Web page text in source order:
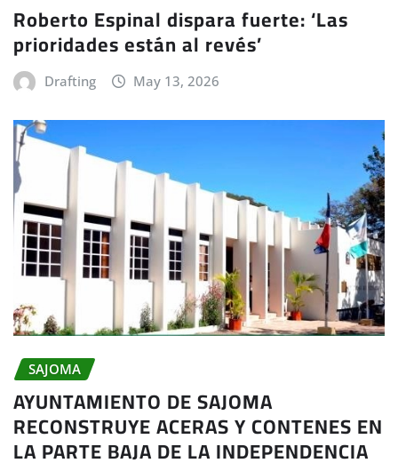
Roberto Espinal dispara fuerte: ‘Las
prioridades están al revés’
Drafting May 13, 2026
SAJOMA
AYUNTAMIENTO DE SAJOMA
RECONSTRUYE ACERAS Y CONTENES EN
LA PARTE BAJA DE LA INDEPENDENCIA